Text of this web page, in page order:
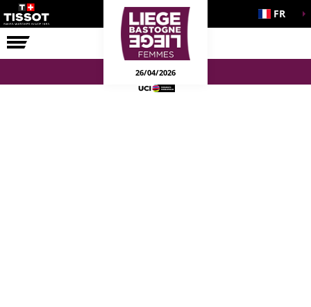
COURSE FR
26/04/2026